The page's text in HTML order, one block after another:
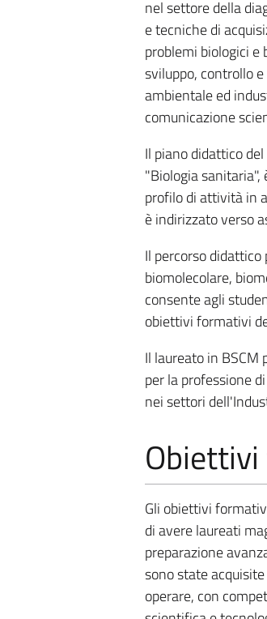
nel settore della
e tecniche di
problemi biologici
sviluppo, controllo
ambientale ed
comunicazione
Il piano didattico
"Biologia
profilo di attività in
è indirizzato verso
Il percorso
biomolecolare,
consente agli
obiettivi formativi
Il laureato in
per la professione
nei settori
Gli obiettivi
di avere laureati
preparazione
sono state
operare, con